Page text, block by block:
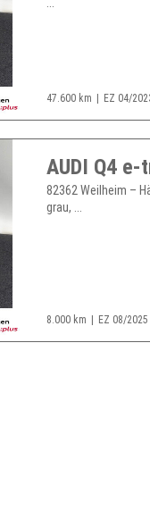
47.600 km EZ 04/
82362 Weilheim –
grau, ...
8.000 km EZ 08/2025